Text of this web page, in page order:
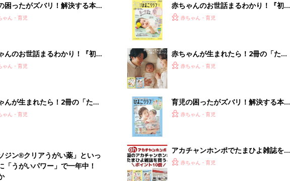
困ったがズバリ！解決する本
こクラブ 夏号』 4カ月～2才
ゃん・育児
んのお世話まるわかり！『初め
よこクラブ 夏号』〈巻頭大特
ク
ゃん・育児
んが生まれたら！2冊の「たま
ゃん・育児
ジン®クリアうがい薬」といっ
「うがいパワー」で一年中！
赤ちゃんのお世話まるわかり！『初め
てのひよこクラブ 夏号』〈巻頭大特
解決テク
赤ちゃん・育児
赤ちゃんが生まれたら！2冊の「たま
ひよ」
赤ちゃん・育児
育児の困ったがズバリ！解決する本
『ひよこクラブ 夏号』 4カ月～2才
赤ちゃん・育児
アカチャンホンポでたまひよ雑誌を買
うとポイント10倍【期間限定】
赤ちゃん・育児